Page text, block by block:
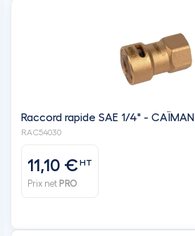
Raccord rapide SAE 1/4" - CAÏMAN
RAC54030
11,10 €HT
Prix net PRO